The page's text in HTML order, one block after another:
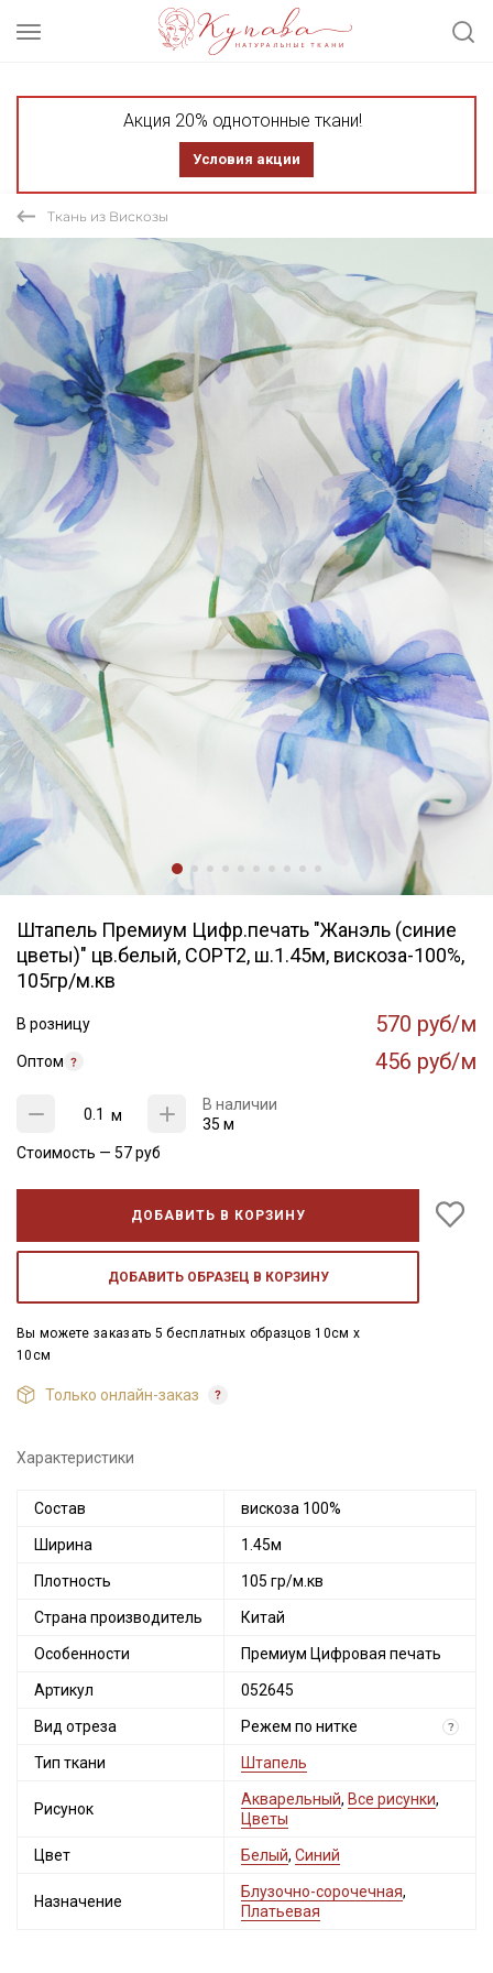
Акция 20% однотонные ткани!
Условия акции
Ткань из Вискозы
Штапель Премиум Цифр.печать "Жанэль (синие
цветы)" цв.белый, СОРТ2, ш.1.45м, вискоза-100%,
105гр/м.кв
В розницу 570 руб/м
Оптом 456 руб/м
м
В наличии
35 м
Стоимость — 57руб
ДОБАВИТЬ В КОРЗИНУ
ДОБАВИТЬ ОБРАЗЕЦ В КОРЗИНУ
Вы можете заказать 5 бесплатных образцов 10см x
10см
Только онлайн-заказ
Характеристики
Состав вискоза 100%
Ширина 1.45м
Плотность 105 гр/м.кв
Страна производитель Китай
Особенности Премиум Цифровая печать
Артикул 052645
Вид отреза Режем по нитке ?
Тип ткани Штапель
Рисунок
Акварельный, Все рисунки,
Цветы
Цвет Белый, Синий
Назначение
Блузочно-сорочечная,
Платьевая